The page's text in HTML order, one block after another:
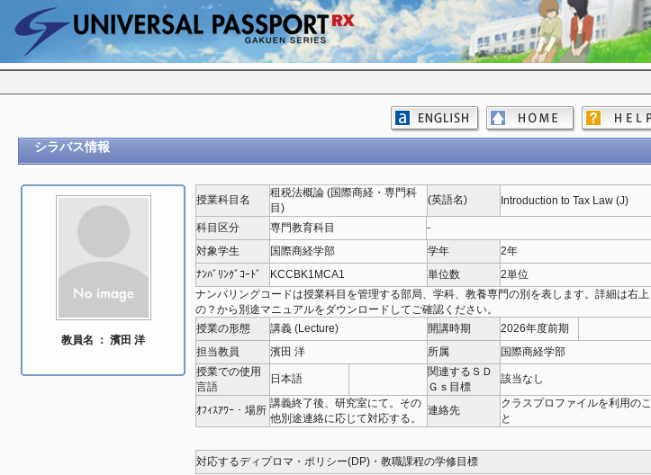
シラバス情報
教員名 ： 濱田 洋
授業科目名
租税法概論 (国際商経・専門科
目)
(英語名) Introduction to Tax Law (J)
科目区分 専門教育科目
-
対象学生
国際商経学部 学年
2年
ﾅﾝﾊﾞﾘﾝｸﾞｺｰﾄﾞ
KCCBK1MCA1 単位数
2単位
ナンバリングコードは授業科目を管理する部局、学科、教養専門の別を表します。詳細は右上
の？から別途マニュアルをダウンロードしてご確認ください。
授業の形態
講義 (Lecture) 開講時期
2026年度前期
担当教員
濱田 洋 所属
国際商経学部
授業での使用
言語
日本語
関連するＳＤ
Ｇｓ目標
該当なし
ｵﾌｨｽｱﾜｰ・場所
講義終了後、研究室にて。その
他別途連絡に応じて対応する。
連絡先
クラスプロファイルを利用のこ
と
対応するディプロマ・ポリシー(DP)・教職課程の学修目標